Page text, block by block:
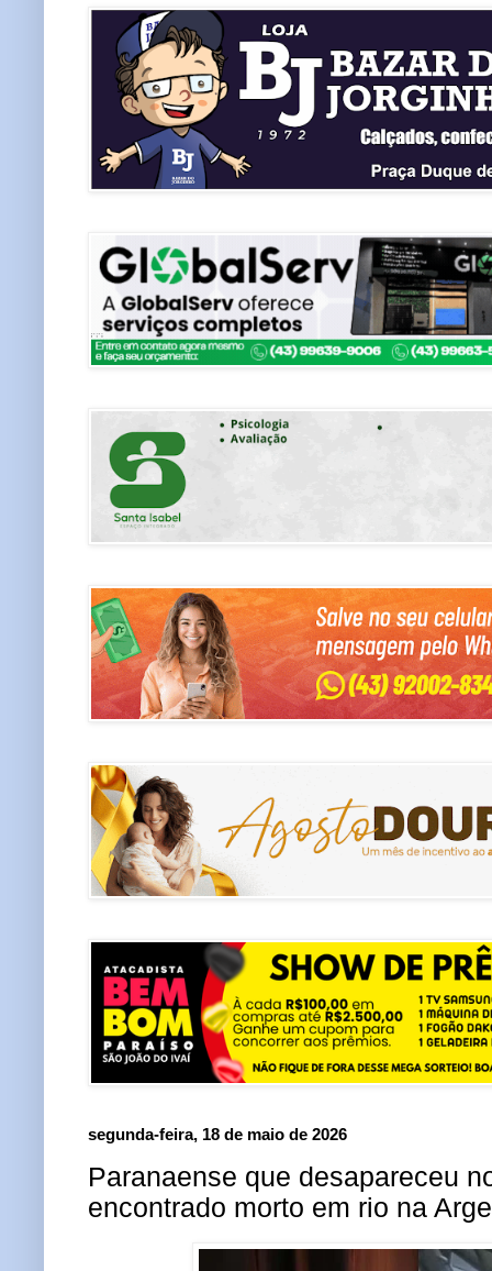
segunda-feira, 18 de maio de 2026
Paranaense que desapareceu
encontrado morto em rio na